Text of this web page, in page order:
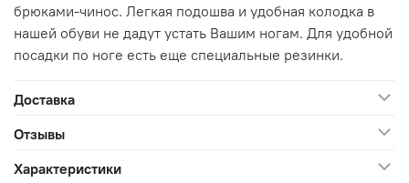
брюками-чинос. Легкая подошва и удобная колодка в
нашей обуви не дадут устать Вашим ногам. Для удобной
посадки по ноге есть еще специальные резинки.
Доставка
Отзывы
Характеристики